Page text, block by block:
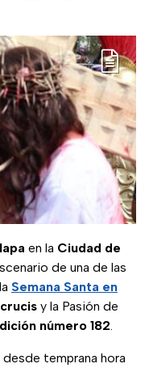
en la Ciudad de
de una de las
Semana Santa en
y la Pasión de
dición número 182.
temprana hora